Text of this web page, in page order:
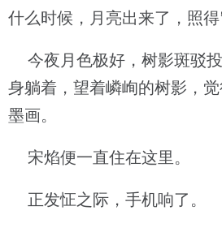
什么时候，月亮出来了，照得
今夜月色极好，树影斑驳
身躺着，望着嶙峋的树影，
墨画。
宋焰便一直住在这里。
正发怔之际，手机响了。